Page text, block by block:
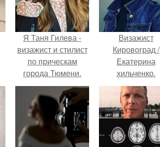
Я Таня Гилева -
визажист и стилист
по прическам
города Тюмени.
Визажист
Кировоград /
Екатерина
хильченко.